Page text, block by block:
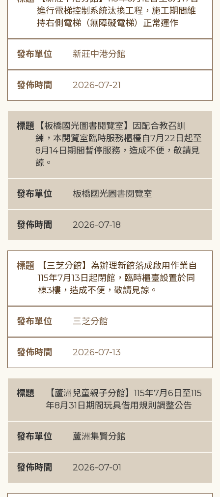
進行電梯控制系統汰換工程，施工期間維
持右側電梯（無障礙電梯）正常運作
發布單位 新莊中港分館
發佈時間 2026-07-21
標題
【板橋國光圖書閱覽室】因配合教召訓
練，本閱覽室臨時服務櫃檯自7月22日起至
8月14日期間暫停服務，造成不便，敬請見
諒。
發布單位 板橋國光圖書閱覽室
發佈時間 2026-07-18
標題
【三芝分館】為辦理新館落成啟用作業自
115年7月13日起閉館，臨時櫃臺設置於同
棟3樓，造成不便，敬請見諒。
發布單位 三芝分館
發佈時間 2026-07-13
標題
【蘆洲兒童親子分館】115年7月6日至115
年8月31日期間玩具借用規則調整公告
發布單位 蘆洲集賢分館
發佈時間 2026-07-01